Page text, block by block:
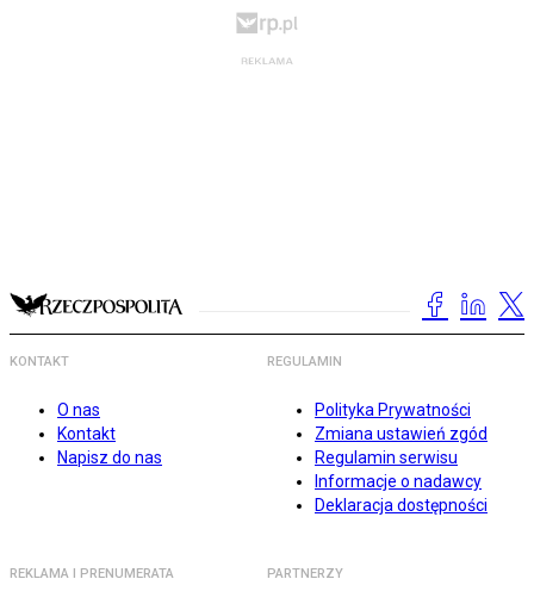
KONTAKT
O nas
Kontakt
Napisz do nas
REGULAMIN
Polityka Prywatności
Zmiana ustawień zgód
Regulamin serwisu
Informacje o nadawcy
Deklaracja dostępności
REKLAMA I PRENUMERATA PARTNERZY